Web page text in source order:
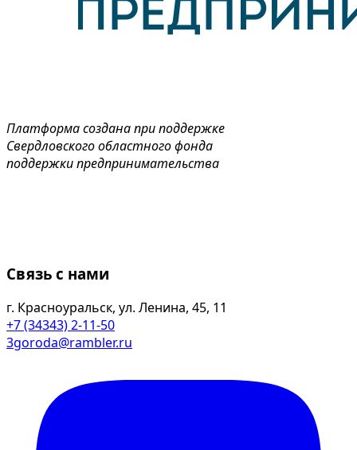
Платформа создана при поддержке
Свердловского областного фонда
поддержки предпринимательства
Связь с нами
г. Красноуральск, ул. Ленина, 45, 11
+7 (34343) 2-11-50
3goroda@rambler.ru